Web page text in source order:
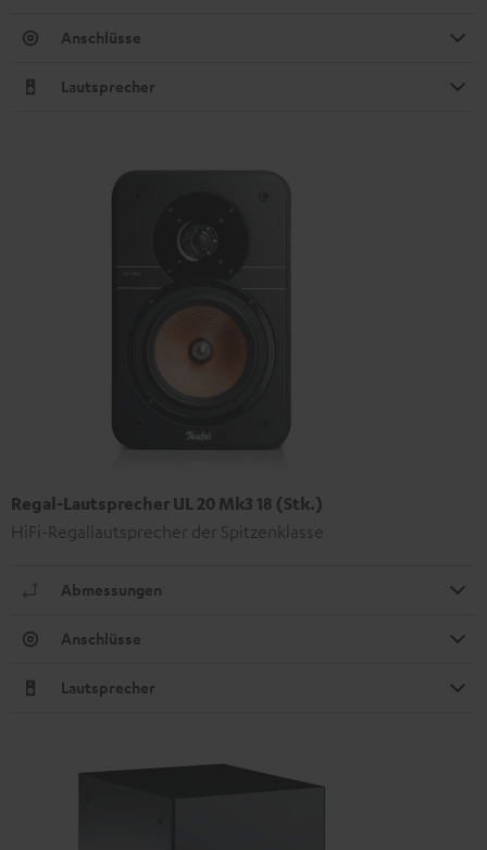
Anschlüsse
Lautsprecher
Regal-Lautsprecher UL 20 Mk3 18 (Stk.)
HiFi-Regallautsprecher der Spitzenklasse
Abmessungen
Anschlüsse
Lautsprecher